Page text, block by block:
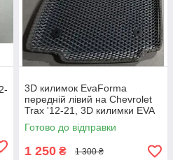
3D килимок EvaForma
передній лівий на Chevrolet
Trax '12-21, 3D килимки EVA
Готово до відправки
1 250 ₴ 1 300 ₴